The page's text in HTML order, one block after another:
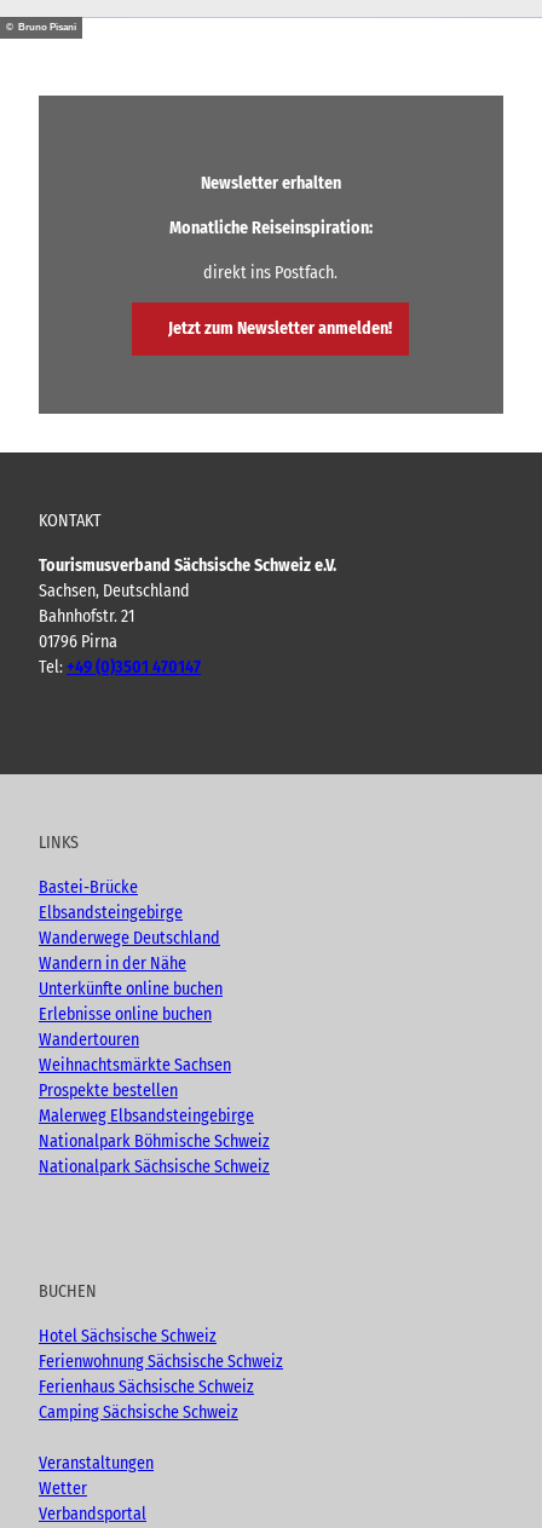
© Bruno Pisani
Newsletter erhalten
Monatliche Reiseinspiration:
direkt ins Postfach.
Jetzt zum Newsletter anmelden!
KONTAKT
Tourismusverband Sächsische Schweiz e.V.
Sachsen, Deutschland
Bahnhofstr. 21
01796 Pirna
Tel:+49 (0)3501 470147
u
e
c
o
k
s
r
a
m
o
LINKS
Bastei-Brücke
Elbsandsteingebirge
Wanderwege Deutschland
Wandern in der Nähe
Unterkünfte online buchen
Erlebnisse online buchen
Wandertouren
Weihnachtsmärkte Sachsen
Prospekte bestellen
Malerweg Elbsandsteingebirge
Nationalpark Böhmische Schweiz
Nationalpark Sächsische Schweiz
BUCHEN
Hotel Sächsische Schweiz
Ferienwohnung Sächsische Schweiz
Ferienhaus Sächsische Schweiz
Camping Sächsische Schweiz
Veranstaltungen
Wetter
Verbandsportal